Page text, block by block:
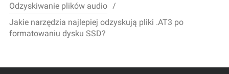
Odzyskiwanie plików audio
Jakie narzędzia najlepiej odzyskują pliki .AT3 po
formatowaniu dysku SSD?